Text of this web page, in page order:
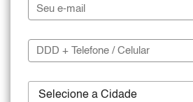
Selecione a Cidade